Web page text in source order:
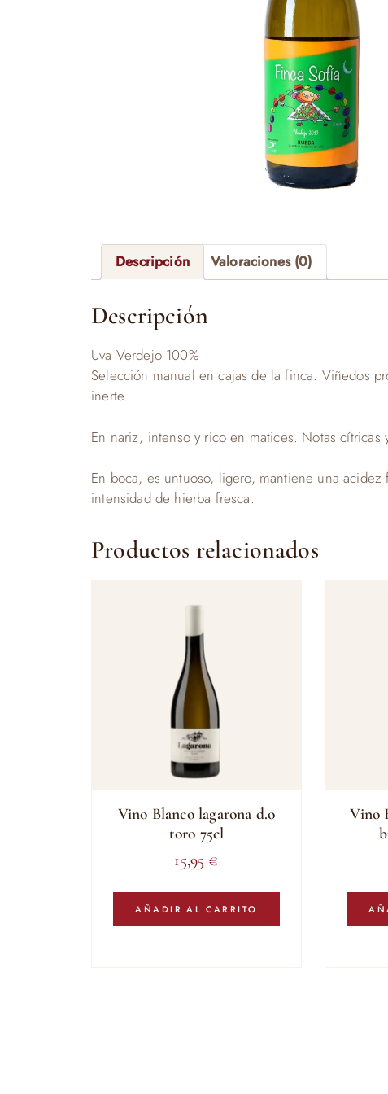
Descripción Valoraciones (0)
Descripción
Uva Verdejo 100%
Selección manual en cajas de la finca. Viñedos
inerte.
En nariz, intenso y rico en matices. Notas
En boca, es untuoso, ligero, mantiene una
intensidad de hierba fresca.
Productos relacionados
Vino Blanco lagarona d.o
toro 75cl
15,95 €
AÑADIR AL CARRITO
Vino